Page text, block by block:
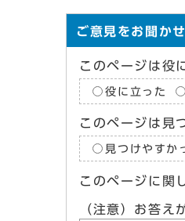
ご意見をお聞か
このページは役
役に立った
このページは見
見つけやすか
このページに関
（注意）お答え